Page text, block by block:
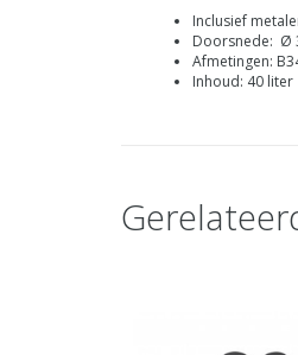
Inclusief
Doorsnede: Ø
Afmetingen:
Inhoud: 40 liter